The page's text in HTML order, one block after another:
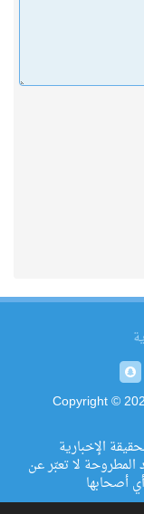
Copyright ©
الإخبارية
المطروحة لا تعبّر عن
أصحابها